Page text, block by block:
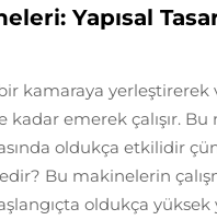
Yapısal
kamaraya yerleştirerek
emerek çalışır. Bu
oldukça etkilidir
Bu makinelerin
oldukça yüksek